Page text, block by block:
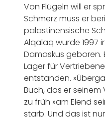
Von Flügeln will er
Schmerz muss er
palästinensische
Alqalaq wurde 1997
Damaskus geboren.
Lager für
entstanden.
Buch, das er
zu früh »am Elend
starb. Und das ist